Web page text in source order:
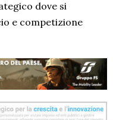
dove si
e competizione